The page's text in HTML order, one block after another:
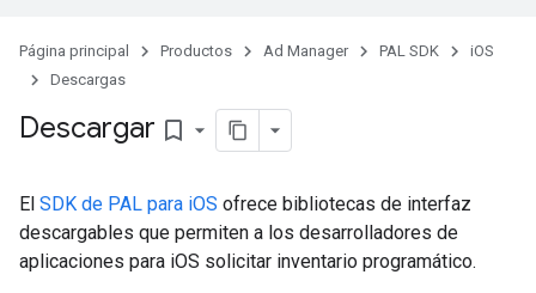
Página principal Productos Ad Manager PAL SDK
iOS
Descargas
Descargar bookmark_border
El SDK de PAL para iOS ofrece bibliotecas de interfaz
descargables que permiten a los desarrolladores de
aplicaciones para iOS solicitar inventario programático.